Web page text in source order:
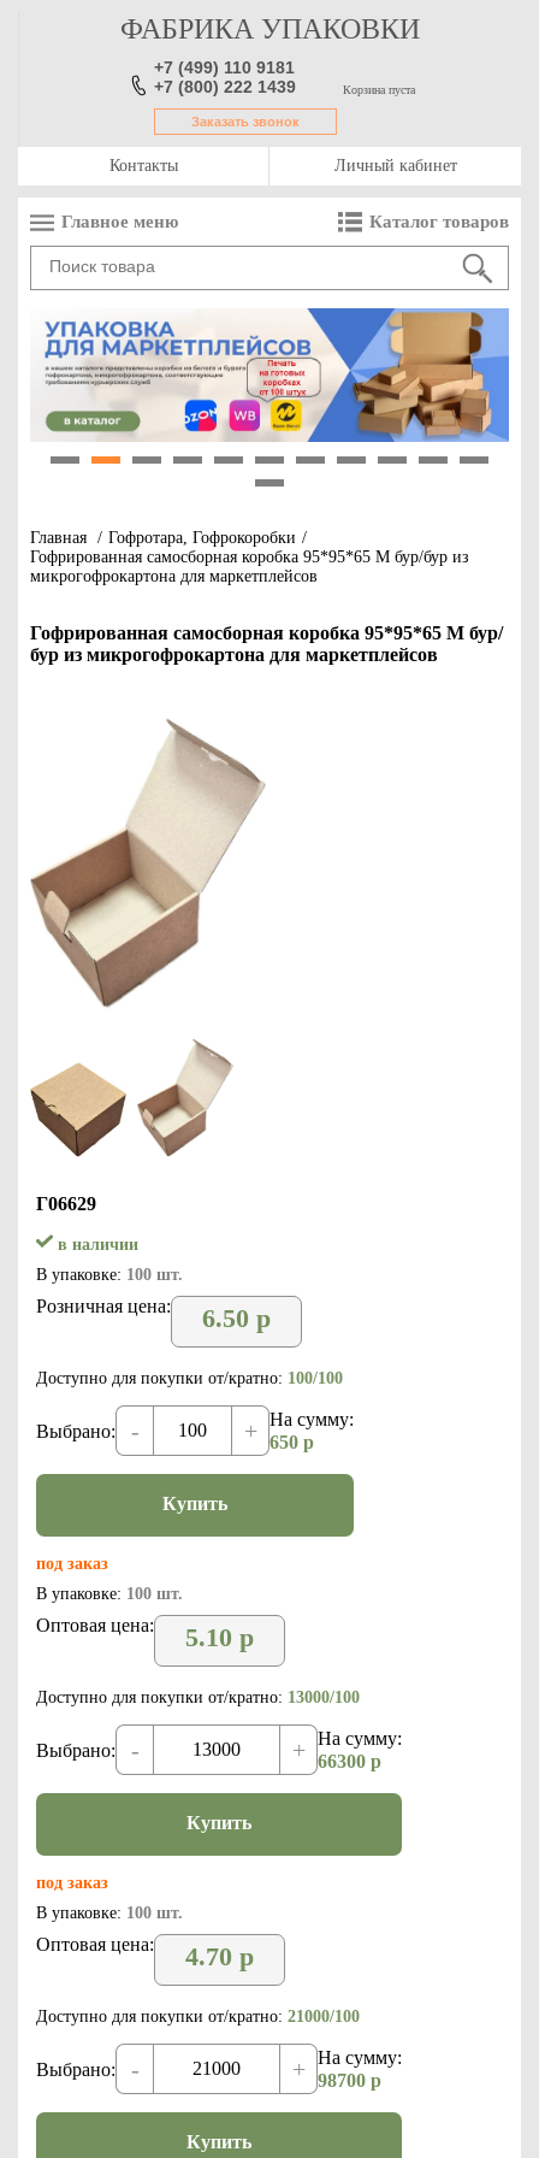
ФАБРИКА УПАКОВКИ
+7 (499) 110 9181
+7 (800) 222 1439
Заказать звонок
Корзина пуста
Контакты Личный кабинет
Главное меню Каталог товаров
Главная / Гофротара, Гофрокоробки /
Гофрированная самосборная коробка 95*95*65 М бур/бур из
микрогофрокартона для маркетплейсов
Гофрированная самосборная коробка 95*95*65 М бур/
бур из микрогофрокартона для маркетплейсов
Г06629
в наличии
В упаковке: 100 шт.
Розничная цена: 6.50 р
Доступно для покупки от/кратно: 100/100
Выбрано: - +
На сумму:
650 р
Купить
под заказ
В упаковке: 100 шт.
Оптовая цена: 5.10 р
Доступно для покупки от/кратно: 13000/100
Выбрано: - +
На сумму:
66300 р
Купить
под заказ
В упаковке: 100 шт.
Оптовая цена: 4.70 р
Доступно для покупки от/кратно: 21000/100
Выбрано: - +
На сумму:
98700 р
Купить